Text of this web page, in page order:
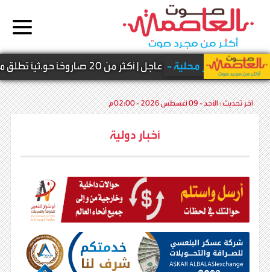
أخبار محلية - عاجل | أكثر من 20 صاروخًا حو.ثيًا تُطلق من مقبنة وسط انفجارات تهز المخا
آخر تحديث :الأحد - 09 أغسطس 2026 - 02:00 م
أخبار دولية